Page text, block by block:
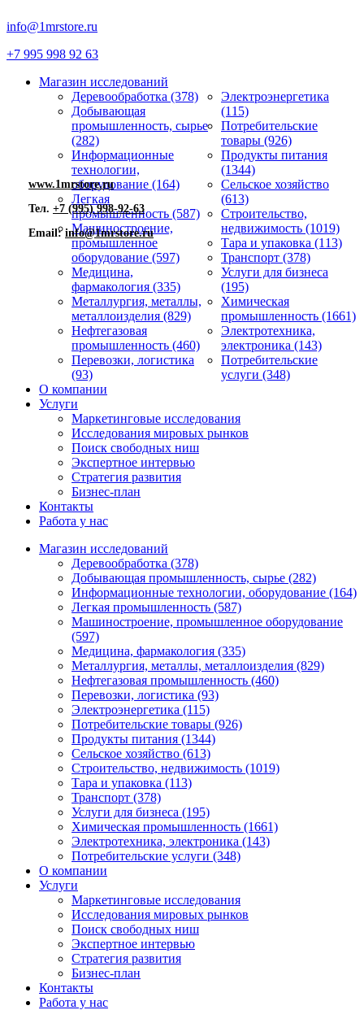
info@1mrstore.ru
+7 995 998 92 63
Магазин исследований
Деревообработка (378)
Добывающая
промышленность, сырье
(282)
Информационные
технологии,
оборудование (164)
Легкая
промышленность (587)
Машиностроение,
промышленное
оборудование (597)
Медицина,
фармакология (335)
Металлургия, металлы,
металлоизделия (829)
Нефтегазовая
промышленность (460)
Перевозки, логистика
(93)
Электроэнергетика
(115)
Потребительские
товары (926)
Продукты питания
(1344)
Сельское хозяйство
(613)
Строительство,
недвижимость (1019)
Тара и упаковка (113)
Транспорт (378)
Услуги для бизнеса
(195)
Химическая
промышленность (1661)
Электротехника,
электроника (143)
Потребительские
услуги (348)
О компании
Услуги
Маркетинговые исследования
Исследования мировых рынков
Поиск свободных ниш
Экспертное интервью
Стратегия развития
Бизнес-план
Контакты
Работа у нас
Магазин исследований
Деревообработка (378)
Добывающая промышленность, сырье (282)
Информационные технологии, оборудование (164)
Легкая промышленность (587)
Машиностроение, промышленное оборудование
(597)
Медицина, фармакология (335)
Металлургия, металлы, металлоизделия (829)
Нефтегазовая промышленность (460)
Перевозки, логистика (93)
Электроэнергетика (115)
Потребительские товары (926)
Продукты питания (1344)
Сельское хозяйство (613)
Строительство, недвижимость (1019)
Тара и упаковка (113)
Транспорт (378)
Услуги для бизнеса (195)
Химическая промышленность (1661)
Электротехника, электроника (143)
Потребительские услуги (348)
О компании
Услуги
Маркетинговые исследования
Исследования мировых рынков
Поиск свободных ниш
Экспертное интервью
Стратегия развития
Бизнес-план
Контакты
Работа у нас
www.1mrstore.ru
Тел. +7 (995) 998-92-63
Email:info@1mrstore.ru